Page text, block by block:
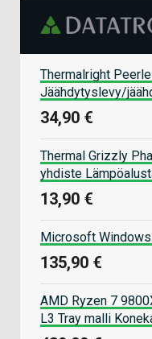
Thermalright
Jäähdytyslevy/
34,90 €
Thermal Grizzly
yhdiste
13,90 €
Microsoft
135,90 €
AMD Ryzen 7
L3 Tray malli